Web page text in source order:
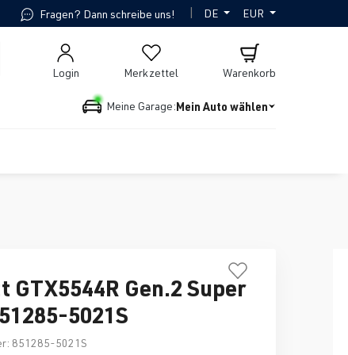
Fragen? Dann schreibe uns! | DE EUR
Merkzettel
Login Warenkorb
Meine Garage:Mein Auto wählen
GTX5544R Gen.2 Super
5021S
851285-5021S